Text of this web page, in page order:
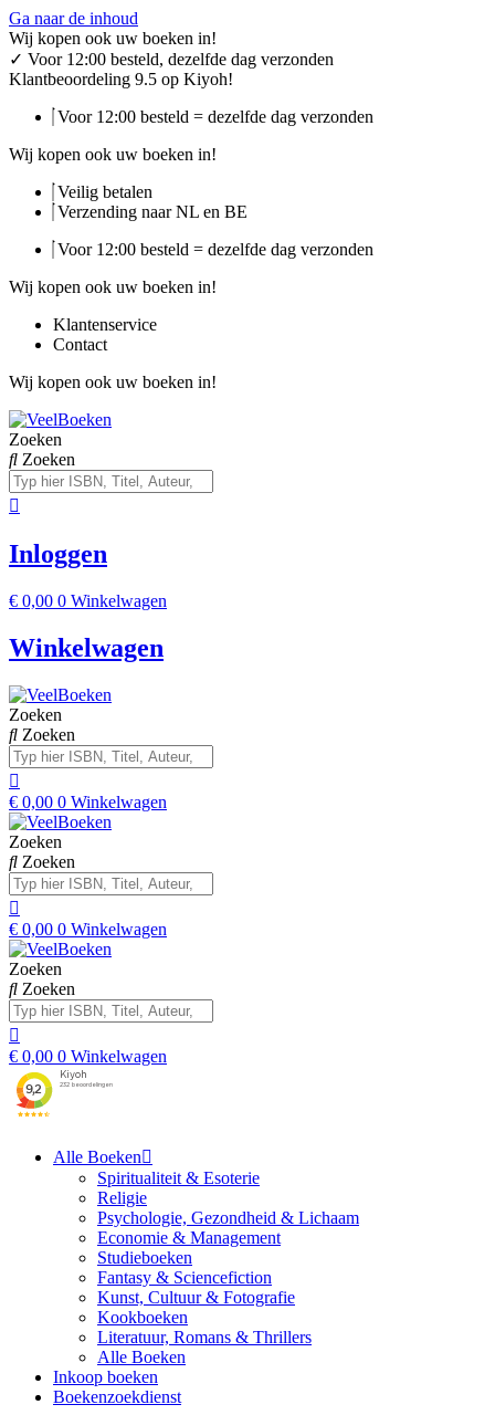
Ga naar de inhoud
Wij kopen ook uw boeken in!
✓ Voor 12:00 besteld, dezelfde dag verzonden
Klantbeoordeling 9.5 op Kiyoh!
Voor 12:00 besteld = dezelfde dag verzonden
Wij kopen ook uw boeken in!
Veilig betalen
Verzending naar NL en BE
Voor 12:00 besteld = dezelfde dag verzonden
Wij kopen ook uw boeken in!
Klantenservice
Contact
Wij kopen ook uw boeken in!
Zoeken
Zoeken
Inloggen
€ 0,00 0 Winkelwagen
Winkelwagen
Zoeken
Zoeken
€ 0,00 0 Winkelwagen
Zoeken
Zoeken
€ 0,00 0 Winkelwagen
Zoeken
Zoeken
€ 0,00 0 Winkelwagen
Alle Boeken
Spiritualiteit & Esoterie
Religie
Psychologie, Gezondheid & Lichaam
Economie & Management
Studieboeken
Fantasy & Sciencefiction
Kunst, Cultuur & Fotografie
Kookboeken
Literatuur, Romans & Thrillers
Alle Boeken
Inkoop boeken
Boekenzoekdienst